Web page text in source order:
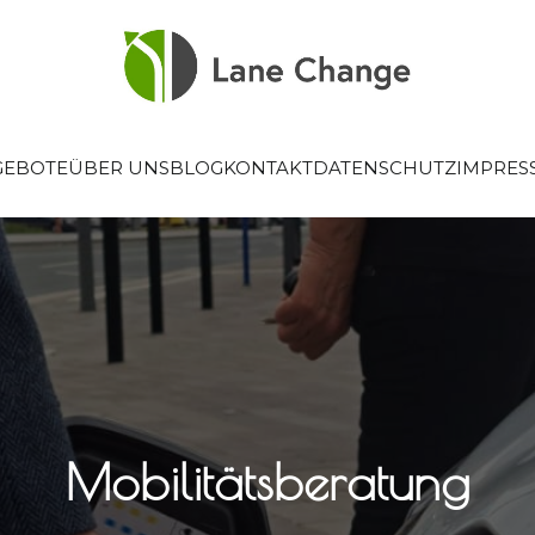
ÜBER UNSBLOGKONTAKTDATENSCHUTZ
Mobilitätsberatung